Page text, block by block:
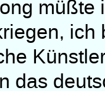
müßte
ich
das